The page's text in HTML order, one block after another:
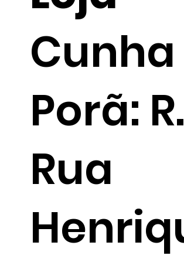
Cunha
Porã: R.
Rua